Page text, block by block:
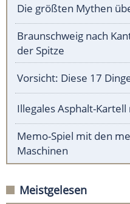
Die größten Mythen
Braunschweig nach
der Spitze
Vorsicht: Diese 17
Illegales Asphalt-
Memo-Spiel mit den
Maschinen
Meistgelesen